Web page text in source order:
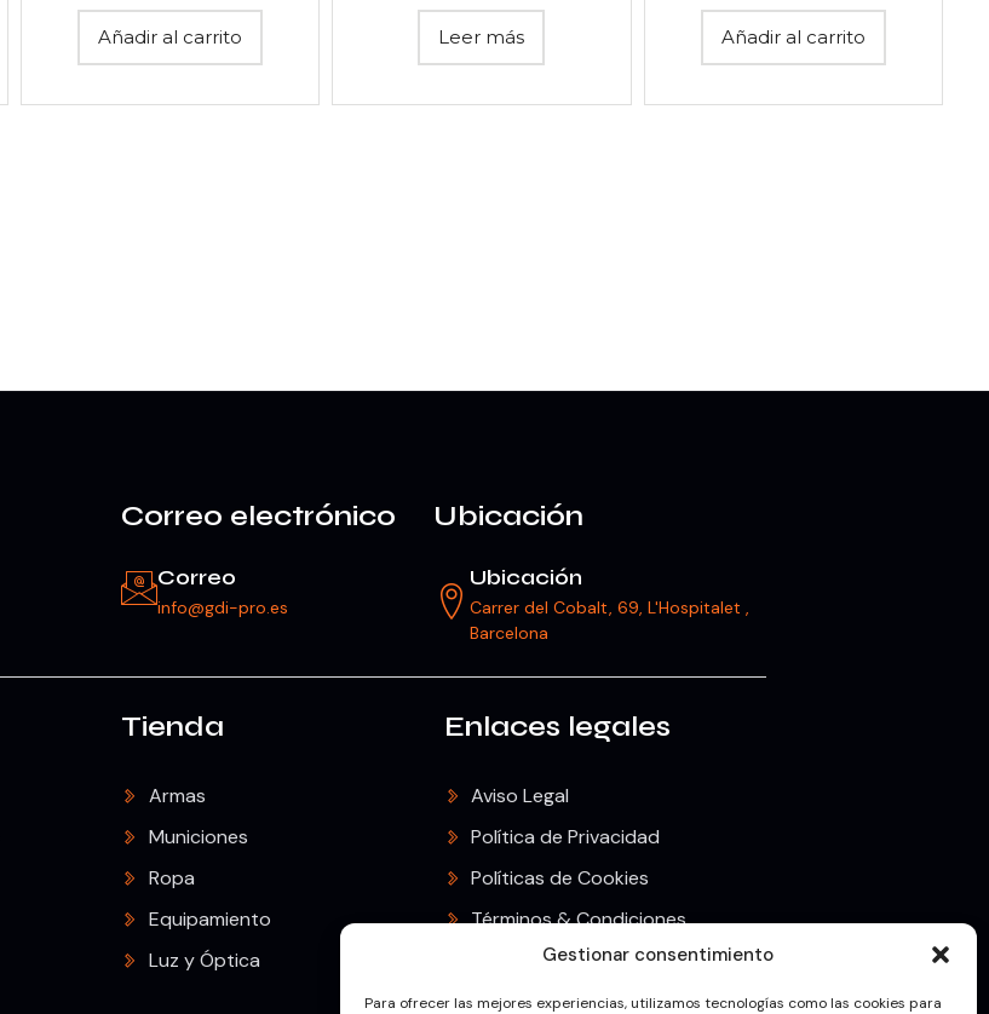
Gestionar consentimiento
Para ofrecer las mejores experiencias, utilizamos tecnologías como las cookies para
Añadir al carrito Leer más Añadir al carrito
Correo electrónico
Correo
info@gdi-pro.es
Ubicación
Ubicación
Carrer del Cobalt, 69, L'Hospitalet ,
Barcelona
Tienda
Armas
Municiones
Ropa
Equipamiento
Luz y Óptica
Enlaces legales
Aviso Legal
Política de Privacidad
Políticas de Cookies
Términos & Condiciones
Envíos & Devoluciones